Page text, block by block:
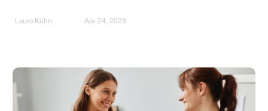
Laura Kühn Apr 24, 2023